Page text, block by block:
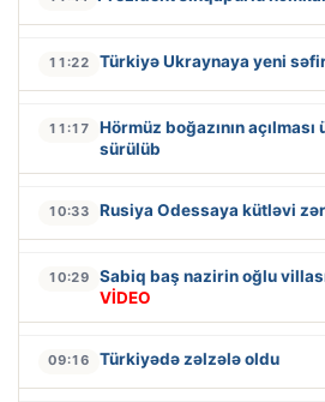
11:22 Türkiyə Ukraynaya yeni
11:17
Hörmüz boğazının
sürülüb
10:33 Rusiya Odessaya kütləvi
10:29 Sabiq baş nazirin oğlu
VİDEO
09:16 Türkiyədə zəlzələ oldu